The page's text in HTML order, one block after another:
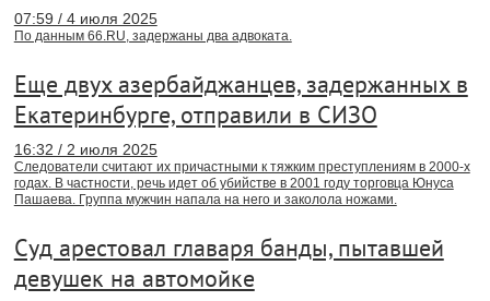
07:59 / 4 июля 2025
По данным 66.RU, задержаны два адвоката.
Еще двух азербайджанцев, задержанных в
Екатеринбурге, отправили в СИЗО
16:32 / 2 июля 2025
Следователи считают их причастными к тяжким преступлениям в 2000-х
годах. В частности, речь идет об убийстве в 2001 году торговца Юнуса
Пашаева. Группа мужчин напала на него и заколола ножами.
Суд арестовал главаря банды, пытавшей
девушек на автомойке